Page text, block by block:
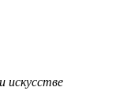
искусстве